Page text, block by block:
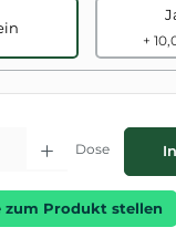
+
den gewünschten Wert
Dose
zum Produkt stellen